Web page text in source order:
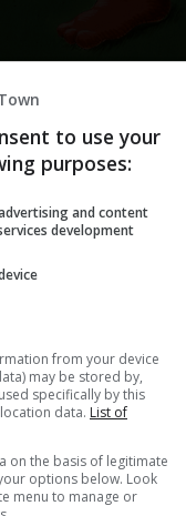
に際して
ン利用規約」および
いただいたうえで、同
て次に進んでください
ぶ
場合、カプコンタウ
to use your
purposes:
and content
development
from your device
may be stored by,
specifically by this
data. List of
on the basis of legitimate
options below. Look
menu to manage or